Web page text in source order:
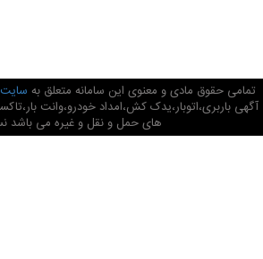
تمامی حقوق مادی و معنوی این سامانه متعلق به سایت
آگهی باربری،اتوبار،یدک کش،امداد خودرو،وانت
های حمل و نقل و غیره می باشد